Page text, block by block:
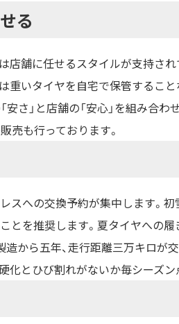
る
店舗に任せるスタイルが支持さ
いタイヤを自宅で保管すること
さ」と店舗の「安心」を組み合わ
売も行っております。
への交換予約が集中します。初
とを推奨します。夏タイヤへの
から五年、走行距離三万キロが
とひび割れがないか毎シーズン